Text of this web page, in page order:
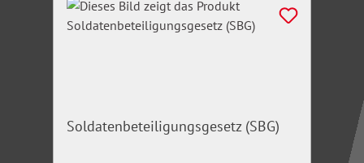
Soldatenbeteiligungsgesetz (SBG)